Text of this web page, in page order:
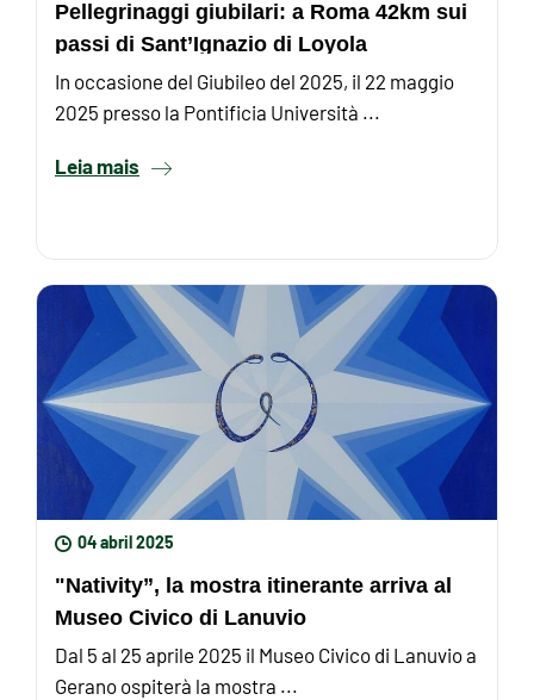
Pellegrinaggi giubilari: a Roma 42km sui
passi di Sant’Ignazio di Loyola
In occasione del Giubileo del 2025, il 22 maggio
2025 presso la Pontificia Università ...
Leia mais
04 abril 2025
"Nativity”, la mostra itinerante arriva al
Museo Civico di Lanuvio
Dal 5 al 25 aprile 2025 il Museo Civico di Lanuvio a
Gerano ospiterà la mostra ...